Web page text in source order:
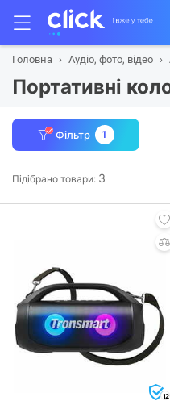
Головна Аудіо, фото, відео
Портативні
Фільтр 1
Підібрано товари: 3
12